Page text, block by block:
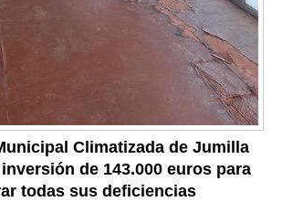
Climatizada de Jumilla
de 143.000 euros para
todas sus deficiencias